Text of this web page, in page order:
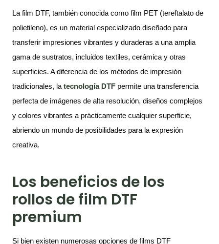
La film DTF, también conocida como film PET (tereftalato de
polietileno), es un material especializado diseñado para
transferir impresiones vibrantes y duraderas a una amplia
gama de sustratos, incluidos textiles, cerámica y otras
superficies. A diferencia de los métodos de impresión
tradicionales, la tecnología DTF permite una transferencia
perfecta de imágenes de alta resolución, diseños complejos
y colores vibrantes a prácticamente cualquier superficie,
abriendo un mundo de posibilidades para la expresión
creativa.
Los beneficios de los
rollos de film DTF
premium
Si bien existen numerosas opciones de films DTF